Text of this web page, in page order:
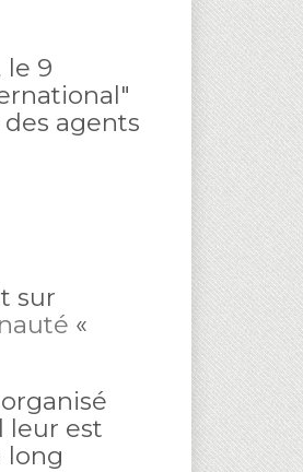
le 9
agents
sur
«
leur est
long